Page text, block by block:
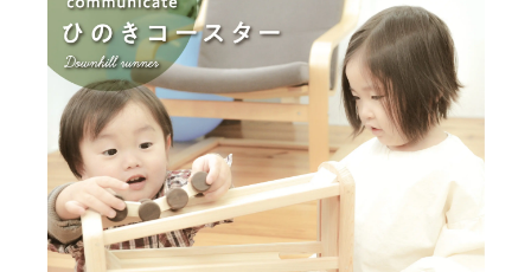
ミニキッチンと ままごと冷蔵庫
と一緒に遊ぶと、
遊び方が広がります♩
▼IKONIH 食材セット 商品ページ
https://ikonih.jp/item/foodset/
◎ぜひ、目と目を合わせて、
声をかけながらやり取りをしてみてください♪
引き続き、おもちゃの遊び方、コミュニケーションに
ザクッといい音がきこえてきます
切った食材はマジックテープで
何度でもくっつきますよ♩
食材はすべて木箱に収まるので
遊んだ後は一緒にお片付け
▼IKONIH 食材セット 商品ページ
https://ikonih.jp/item/foodset/